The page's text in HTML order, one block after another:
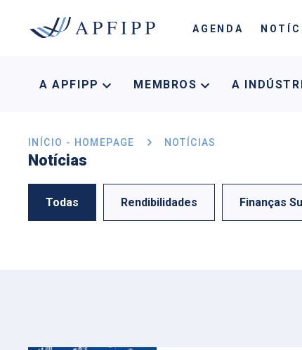
AGENDA
A APFIPP MEMBROS A
INÍCIO - HOMEPAGE NOTÍCIAS
Notícias
Todas Rendibilidades Finanças